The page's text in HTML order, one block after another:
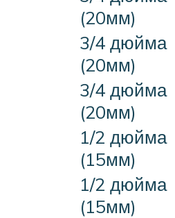
(20мм)
3/4 дюйма
(20мм)
3/4 дюйма
(20мм)
1/2 дюйма
(15мм)
1/2 дюйма
(15мм)